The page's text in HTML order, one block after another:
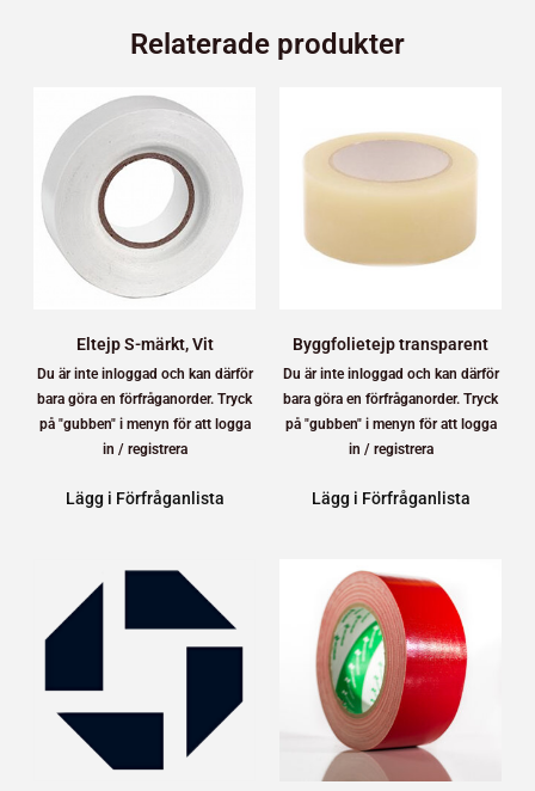
Relaterade produkter
Eltejp S-märkt, Vit
Du är inte inloggad och kan därför
bara göra en förfråganorder. Tryck
på "gubben" i menyn för att logga
in / registrera
Lägg i Förfråganlista
Byggfolietejp transparent
Du är inte inloggad och kan därför
bara göra en förfråganorder. Tryck
på "gubben" i menyn för att logga
in / registrera
Lägg i Förfråganlista